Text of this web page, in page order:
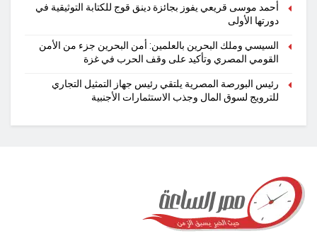
أحمد موسى قريعي يفوز بجائزة دينق قوج للكتابة التوثيقية في
دورتها الأولى
السيسي وملك البحرين بالعلمين: أمن البحرين جزء من الأمن
القومي المصري وتأكيد على وقف الحرب في غزة
رئيس البورصة المصرية يلتقي رئيس جهاز التمثيل التجاري
للترويج لسوق المال وجذب الاستثمارات الأجنبية